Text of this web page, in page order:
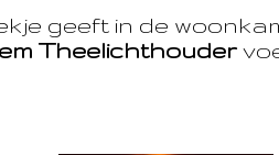
geeft in de
Theelichthouder